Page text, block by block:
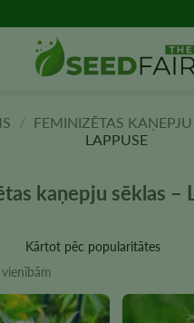
/ FEMINIZĒTAS
LAPPUSE
kaņepju sēklas –